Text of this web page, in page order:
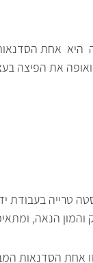
היא  אחת
את הפיצה
בעבודת יד,
הנאה,
זו אחת הסדנאות